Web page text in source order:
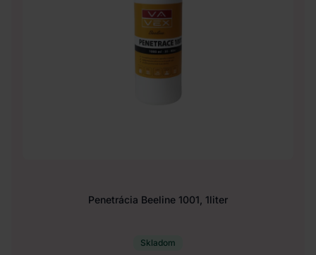
Penetrácia Beeline 1001, 1liter
Skladom